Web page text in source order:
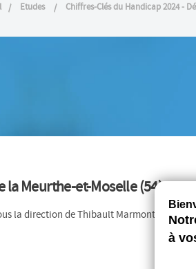
Etudes Chiffres-Clés du Handicap 2024 -
la Meurthe-et-Moselle (54)
la direction de Thibault Marmont, directeur